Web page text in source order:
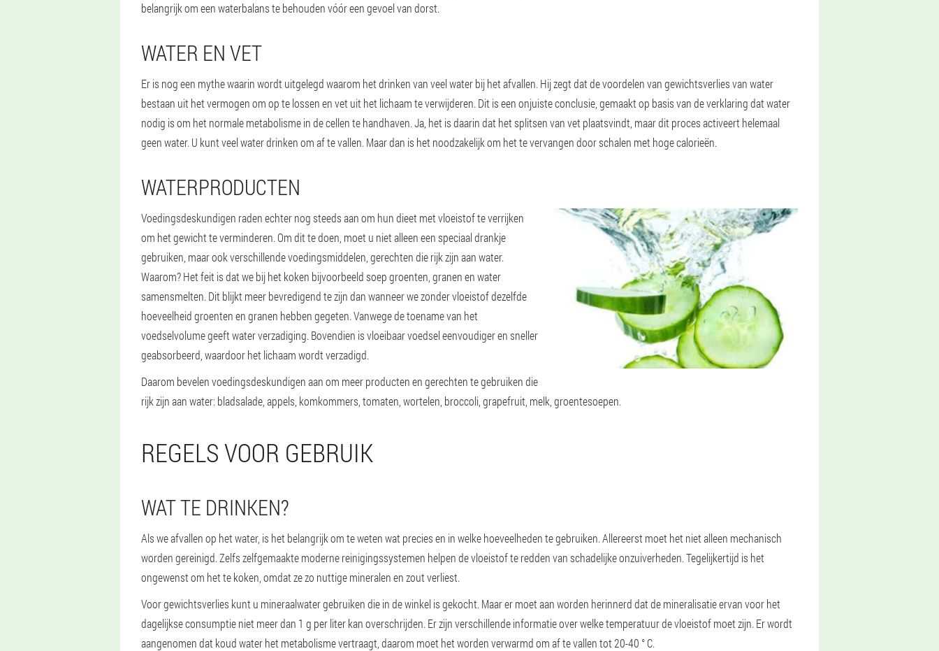
belangrijk om een waterbalans te behouden vóór een gevoel van dorst.
WATER EN VET
Er is nog een mythe waarin wordt uitgelegd waarom het drinken van veel water bij het afvallen. Hij zegt dat de voordelen van gewichtsverlies van water
bestaan uit het vermogen om op te lossen en vet uit het lichaam te verwijderen. Dit is een onjuiste conclusie, gemaakt op basis van de verklaring dat water
nodig is om het normale metabolisme in de cellen te handhaven. Ja, het is daarin dat het splitsen van vet plaatsvindt, maar dit proces activeert helemaal
geen water. U kunt veel water drinken om af te vallen. Maar dan is het noodzakelijk om het te vervangen door schalen met hoge calorieën.
WATERPRODUCTEN
Voedingsdeskundigen raden echter nog steeds aan om hun dieet met vloeistof te verrijken
om het gewicht te verminderen. Om dit te doen, moet u niet alleen een speciaal drankje
gebruiken, maar ook verschillende voedingsmiddelen, gerechten die rijk zijn aan water.
Waarom? Het feit is dat we bij het koken bijvoorbeeld soep groenten, granen en water
samensmelten. Dit blijkt meer bevredigend te zijn dan wanneer we zonder vloeistof dezelfde
hoeveelheid groenten en granen hebben gegeten. Vanwege de toename van het
voedselvolume geeft water verzadiging. Bovendien is vloeibaar voedsel eenvoudiger en sneller
geabsorbeerd, waardoor het lichaam wordt verzadigd.
Daarom bevelen voedingsdeskundigen aan om meer producten en gerechten te gebruiken die
rijk zijn aan water: bladsalade, appels, komkommers, tomaten, wortelen, broccoli, grapefruit, melk, groentesoepen.
REGELS VOOR GEBRUIK
WAT TE DRINKEN?
Als we afvallen op het water, is het belangrijk om te weten wat precies en in welke hoeveelheden te gebruiken. Allereerst moet het niet alleen mechanisch
worden gereinigd. Zelfs zelfgemaakte moderne reinigingssystemen helpen de vloeistof te redden van schadelijke onzuiverheden. Tegelijkertijd is het
ongewenst om het te koken, omdat ze zo nuttige mineralen en zout verliest.
Voor gewichtsverlies kunt u mineraalwater gebruiken die in de winkel is gekocht. Maar er moet aan worden herinnerd dat de mineralisatie ervan voor het
dagelijkse consumptie niet meer dan 1 g per liter kan overschrijden. Er zijn verschillende informatie over welke temperatuur de vloeistof moet zijn. Er wordt
aangenomen dat koud water het metabolisme vertraagt, daarom moet het worden verwarmd om af te vallen tot 20-40 ° C.